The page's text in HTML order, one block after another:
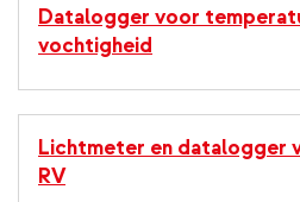
Datalogger voor
vochtigheid
e
x
n
a
Lichtmeter en datalogger
RV
e
x